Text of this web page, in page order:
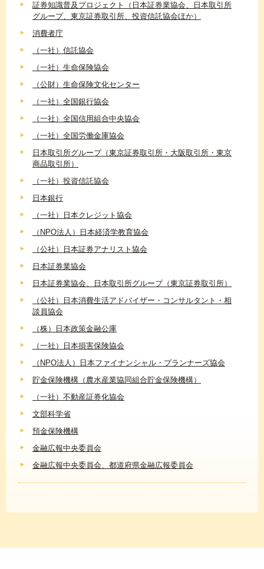
証券知識普及プロジェクト（日本証券業協会、日本取引所
グループ、東京証券取引所、投資信託協会ほか）
消費者庁
（一社）信託協会
（一社）生命保険協会
（公財）生命保険文化センター
（一社）全国銀行協会
（一社）全国信用組合中央協会
（一社）全国労働金庫協会
日本取引所グループ（東京証券取引所・大阪取引所・東京
商品取引所）
（一社）投資信託協会
日本銀行
（一社）日本クレジット協会
（NPO法人）日本経済学教育協会
（公社）日本証券アナリスト協会
日本証券業協会
日本証券業協会、日本取引所グループ（東京証券取引所）
（公社）日本消費生活アドバイザー・コンサルタント・相
談員協会
（株）日本政策金融公庫
（一社）日本損害保険協会
（NPO法人）日本ファイナンシャル・プランナーズ協会
貯金保険機構（農水産業協同組合貯金保険機構）
（一社）不動産証券化協会
文部科学省
預金保険機構
金融広報中央委員会
金融広報中央委員会、都道府県金融広報委員会